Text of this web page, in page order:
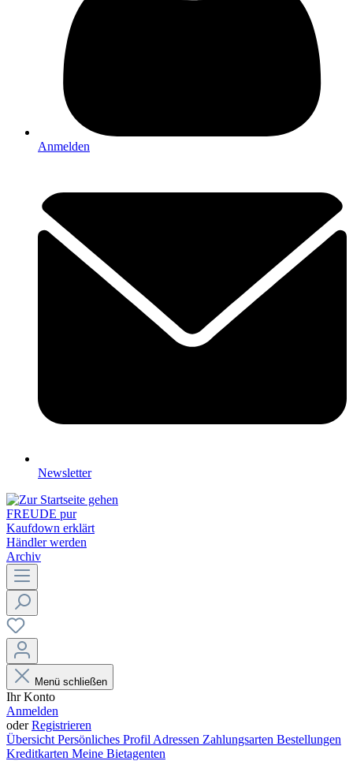
Anmelden
Newsletter
FREUDE pur
Kaufdown erklärt
Händler werden
Archiv
Menü schließen
Ihr Konto
Anmelden
oderRegistrieren
Übersicht Persönliches Profil Adressen Zahlungsarten Bestellungen
Kreditkarten Meine Bietagenten